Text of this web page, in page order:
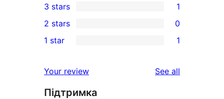
star
reviews
4-
star
reviews
1
3-
star
3 stars 1
2-
reviews
2 stars 0
star
review
1 star 1
Your review See all
Підтримка